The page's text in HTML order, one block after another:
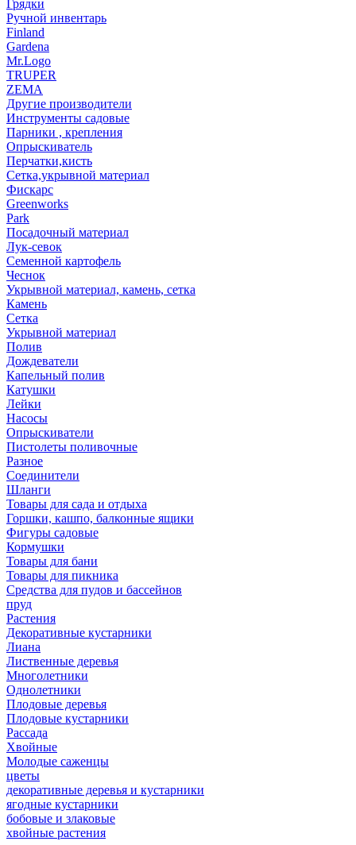
Грядки
Ручной инвентарь
Finland
Gardena
Mr.Logo
TRUPER
ZEMA
Другие производители
Инструменты садовые
Парники , крепления
Опрыскиватель
Перчатки,кисть
Сетка,укрывной материал
Фискарс
Greenworks
Park
Посадочный материал
Лук-севок
Семенной картофель
Чеснок
Укрывной материал, камень, сетка
Камень
Сетка
Укрывной материал
Полив
Дождеватели
Капельный полив
Катушки
Лейки
Насосы
Опрыскиватели
Пистолеты поливочные
Разное
Соединители
Шланги
Товары для сада и отдыха
Горшки, кашпо, балконные ящики
Фигуры садовые
Кормушки
Товары для бани
Товары для пикника
Средства для пудов и бассейнов
пруд
Растения
Декоративные кустарники
Лиана
Лиственные деревья
Многолетники
Однолетники
Плодовые деревья
Плодовые кустарники
Рассада
Хвойные
Молодые саженцы
цветы
декоративные деревья и кустарники
ягодные кустарники
бобовые и злаковые
хвойные растения